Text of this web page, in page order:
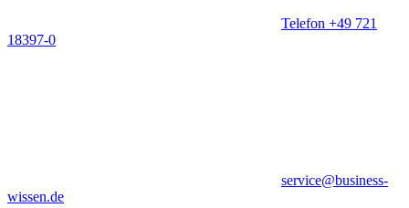
Telefon +49 721
18397-0
service@business-
wissen.de